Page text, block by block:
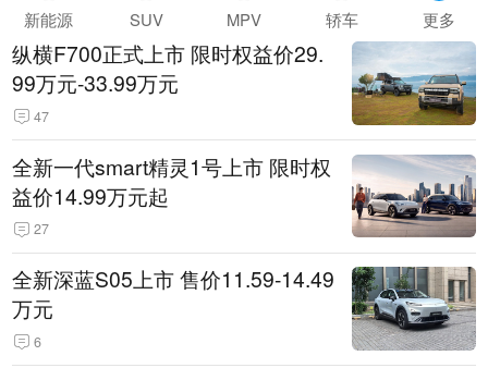
新能源 SUV MPV 轿车 更多
纵横F700正式上市 限时权益价29.
99万元-33.99万元
47
全新一代smart精灵1号上市 限时权
益价14.99万元起
27
全新深蓝S05上市 售价11.59-14.49
万元
6